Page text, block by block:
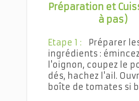
Préparation et
à pas)
Etape 1 : Préparer
ingrédients : émincez
l'oignon, coupez le
dés, hachez l'ail.
boîte de tomates si